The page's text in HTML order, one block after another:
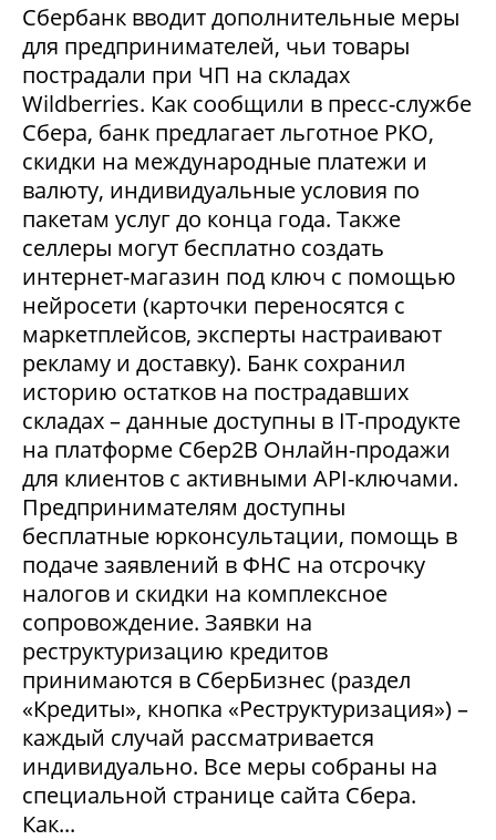
Сбербанк вводит дополнительные меры
для предпринимателей, чьи товары
пострадали при ЧП на складах
Wildberries. Как сообщили в пресс-службе
Сбера, банк предлагает льготное РКО,
скидки на международные платежи и
валюту, индивидуальные условия по
пакетам услуг до конца года. Также
селлеры могут бесплатно создать
интернет-магазин под ключ с помощью
нейросети (карточки переносятся с
маркетплейсов, эксперты настраивают
рекламу и доставку). Банк сохранил
историю остатков на пострадавших
складах – данные доступны в IT-продукте
на платформе Сбер2В Онлайн-продажи
для клиентов с активными API-ключами.
Предпринимателям доступны
бесплатные юрконсультации, помощь в
подаче заявлений в ФНС на отсрочку
налогов и скидки на комплексное
сопровождение. Заявки на
реструктуризацию кредитов
принимаются в СберБизнес (раздел
«Кредиты», кнопка «Реструктуризация») –
каждый случай рассматривается
индивидуально. Все меры собраны на
специальной странице сайта Сбера.
Как...